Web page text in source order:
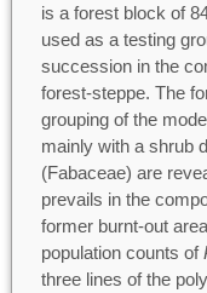
is a forest block of
used as a testing
succession in the
forest-steppe. The
grouping of the
mainly with a shrub
(Fabaceae) are
prevails in the
former burnt-out
population counts of
three lines of the